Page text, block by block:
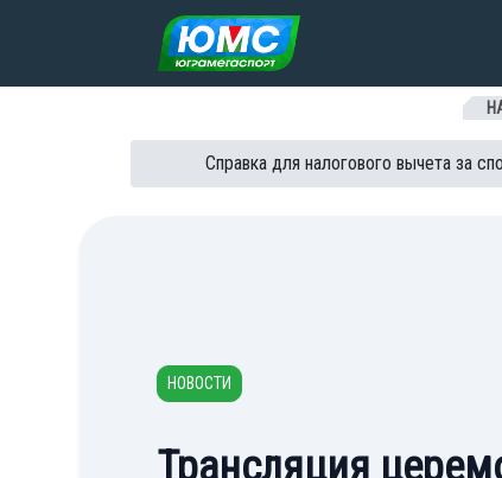
Перейти к содержанию
Справка для налогового вычета за
НОВОСТИ
Трансляция